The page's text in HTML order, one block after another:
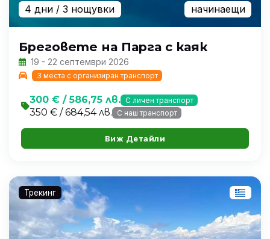
4 дни / 3 нощувки начинаещи
Бреговете на Парга с каяк
19 - 22 септември 2026
3 места с организиран транспорт
300 € / 586,75 лв. С личен транспорт
350 € / 684,54 лв. С наш транспорт
Виж Детайли
Трекинг